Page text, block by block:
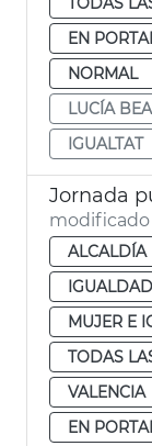
EN
NORMAL
LUCÍA
IGUALTAT
modificado
ALCALDÍA
MUJER E
TODAS
VALENCIA
EN